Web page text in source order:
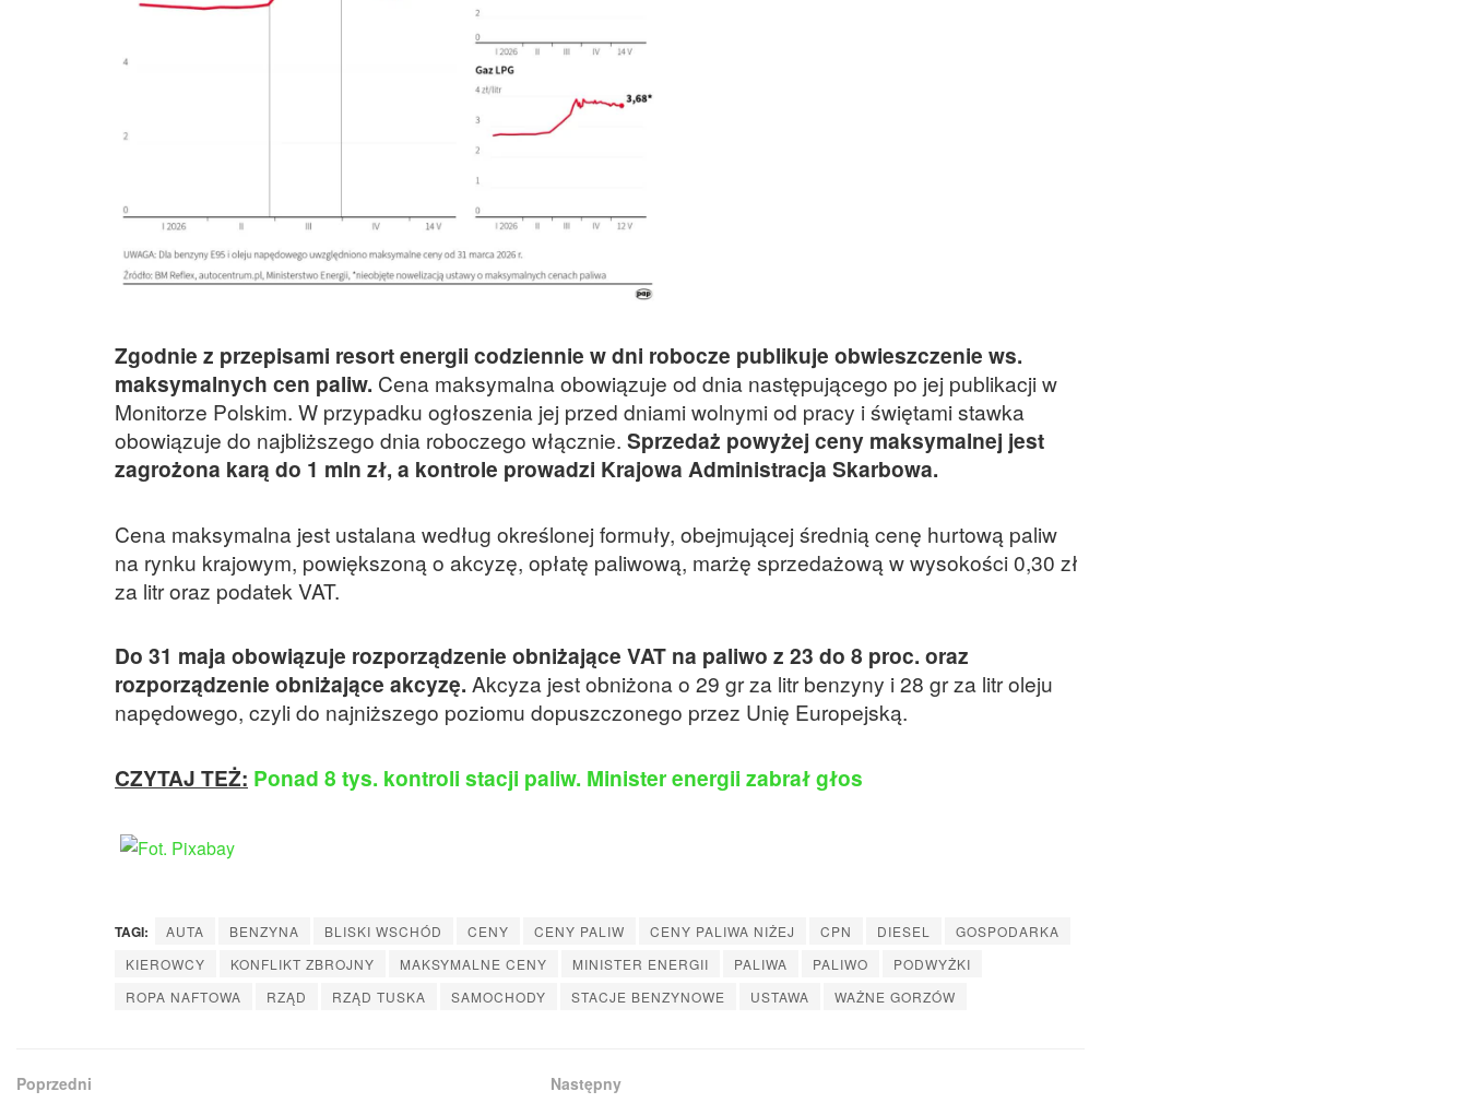
Zgodnie z przepisami resort energii codziennie w dni robocze publikuje obwieszczenie ws.
maksymalnych cen paliw. Cena maksymalna obowiązuje od dnia następującego po jej publikacji w
Monitorze Polskim. W przypadku ogłoszenia jej przed dniami wolnymi od pracy i świętami stawka
obowiązuje do najbliższego dnia roboczego włącznie. Sprzedaż powyżej ceny maksymalnej jest
zagrożona karą do 1 mln zł, a kontrole prowadzi Krajowa Administracja Skarbowa.
Cena maksymalna jest ustalana według określonej formuły, obejmującej średnią cenę hurtową paliw
na rynku krajowym, powiększoną o akcyzę, opłatę paliwową, marżę sprzedażową w wysokości 0,30 zł
za litr oraz podatek VAT.
Do 31 maja obowiązuje rozporządzenie obniżające VAT na paliwo z 23 do 8 proc. oraz
rozporządzenie obniżające akcyzę. Akcyza jest obniżona o 29 gr za litr benzyny i 28 gr za litr oleju
napędowego, czyli do najniższego poziomu dopuszczonego przez Unię Europejską.
CZYTAJ TEŻ: Ponad 8 tys. kontroli stacji paliw. Minister energii zabrał głos
TAGI: AUTA BENZYNA BLISKI WSCHÓD CENY CENY PALIW CENY PALIWA NIŻEJ CPN DIESEL
GOSPODARKA
KIEROWCY
KONFLIKT ZBROJNY MAKSYMALNE CENY MINISTER ENERGII PALIWA PALIWO
PODWYŻKI
ROPA NAFTOWA
RZĄD RZĄD TUSKA SAMOCHODY STACJE BENZYNOWE USTAWA WAŻNE GORZÓW
Poprzedni Następny